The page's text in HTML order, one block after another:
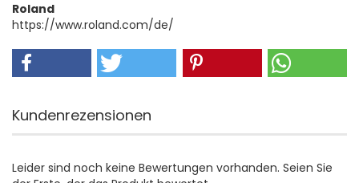
Roland
https://www.roland.com/de/
Kundenrezensionen
Leider sind noch keine Bewertungen vorhanden. Seien Sie